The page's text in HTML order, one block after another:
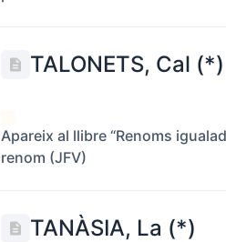
TALONETS, Cal (*)
Apareix al llibre “Renoms
renom (JFV)
TANÀSIA, La (*)